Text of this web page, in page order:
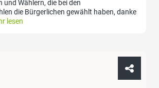
und Wählern, die bei den
die Bürgerlichen gewählt haben, danke
lesen